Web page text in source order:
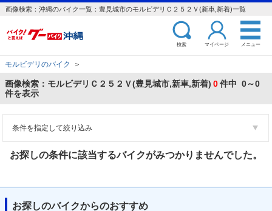
画像検索：沖縄のバイク一覧：豊見城市のモルビデリＣ２５２Ｖ(新車,新着)一覧
検索 マイページ メニュー
モルビデリのバイク ＞
画像検索：モルビデリＣ２５２Ｖ(豊見城市,新車,新着) 0件中 0～0
件を表示
条件を指定して絞り込み
お探しの条件に該当するバイクがみつかりませんでした。
お探しのバイクからのおすすめ